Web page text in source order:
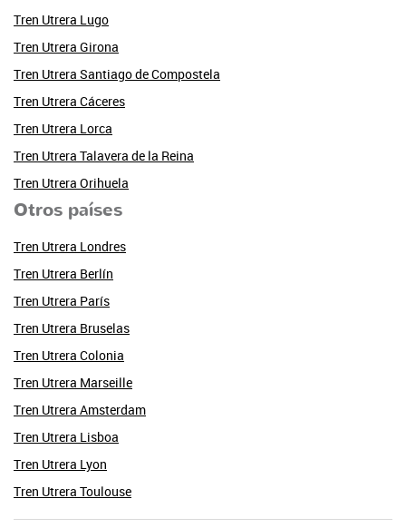
Tren Utrera Lugo
Tren Utrera Girona
Tren Utrera Santiago de Compostela
Tren Utrera Cáceres
Tren Utrera Lorca
Tren Utrera Talavera de la Reina
Tren Utrera Orihuela
Otros países
Tren Utrera Londres
Tren Utrera Berlín
Tren Utrera París
Tren Utrera Bruselas
Tren Utrera Colonia
Tren Utrera Marseille
Tren Utrera Amsterdam
Tren Utrera Lisboa
Tren Utrera Lyon
Tren Utrera Toulouse